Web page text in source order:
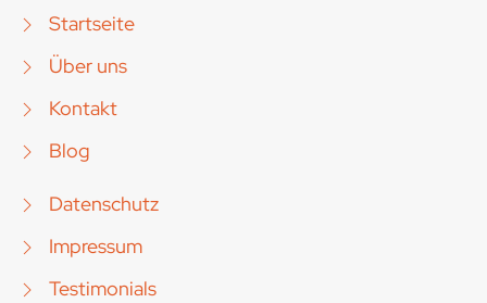
Startseite
Über uns
Kontakt
Blog
Datenschutz
Impressum
Testimonials